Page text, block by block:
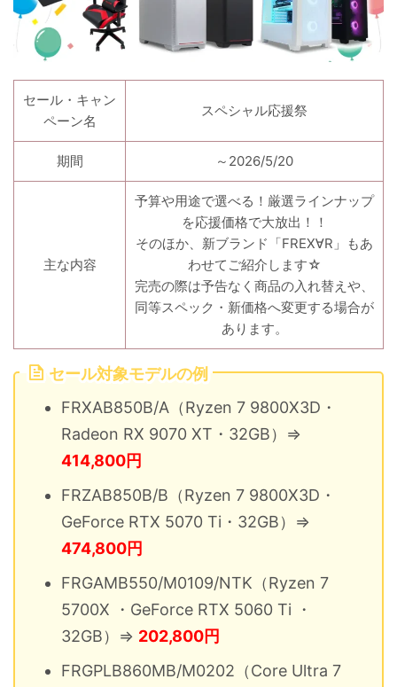
セール・キャン
ペーン名
スペシャル応援祭
期間 ～2026/5/20
主な内容
予算や用途で選べる！厳選ラインナップ
を応援価格で大放出！！
そのほか、新ブランド「FREX∀R」もあ
わせてご紹介します☆
完売の際は予告なく商品の入れ替えや、
同等スペック・新価格へ変更する場合が
あります。
セール対象モデルの例
FRXAB850B/A（Ryzen 7 9800X3D・
Radeon RX 9070 XT・32GB）⇒
414,800円
FRZAB850B/B（Ryzen 7 9800X3D・
GeForce RTX 5070 Ti・32GB）⇒
474,800円
FRGAMB550/M0109/NTK（Ryzen 7
5700X ・GeForce RTX 5060 Ti ・
32GB）⇒ 202,800円
FRGPLB860MB/M0202（Core Ultra 7